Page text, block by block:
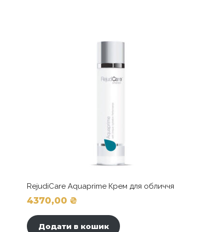
RejudiCare Aquaprime Крем для обличчя
4370,00 ₴
Додати в кошик